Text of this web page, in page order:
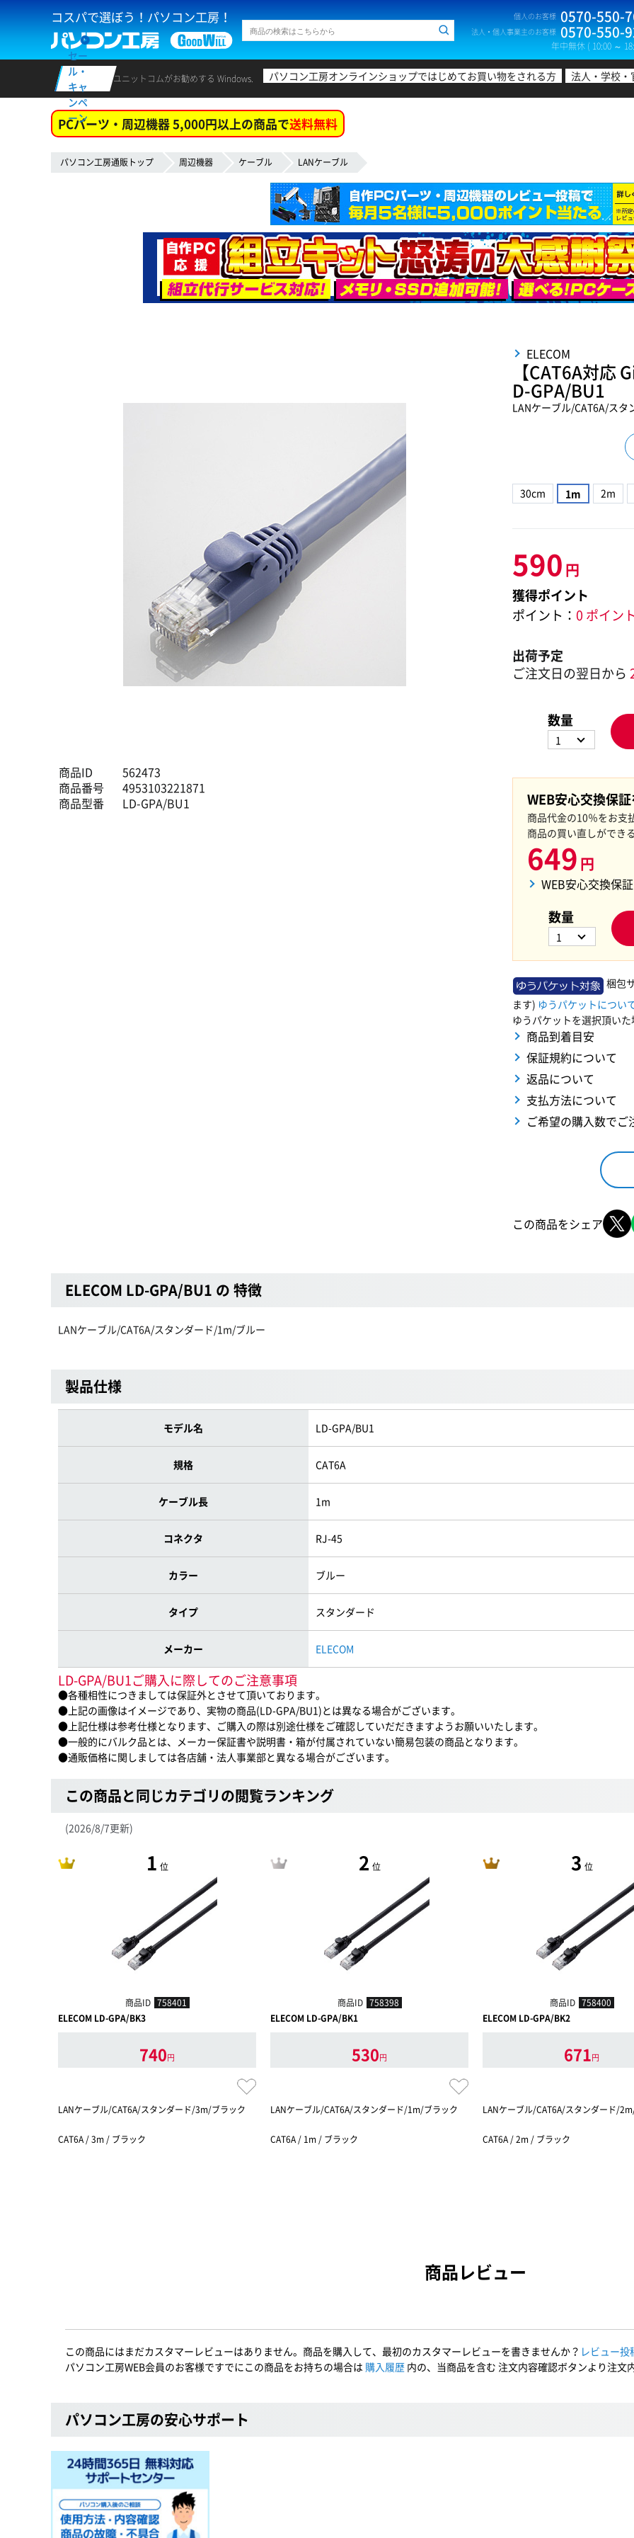
コスパで選ぼう！パソコン工房！ 個人のお客様 0570-550-
法人・個人事業主のお客様 0570-550-
年中無休 ( 10:00 ～
セー
ル・
キャ
ンペ
ーン
ユニットコムがお勧めする Windows. パソコン工房オンラインショップではじめてお買い物をされる方 法人・学校
PCパーツ・周辺機器 5,000円以上の商品で送料無料
パソコン工房通販トップ 周辺機器 ケーブル LANケーブル
商品ID
562473
商品番号
4953103221871
商品型番
LD-GPA/BU1
ELECOM
【CAT6A対
D-GPA/BU1
LANケーブル/CAT6A/ス
30cm 1m 2m
590 円
獲得ポイント
ポイント： 0 ポイン
出荷予定
ご注文日の翌日から
数量
1
WEB安心交換保
商品代金の10％をお支
商品の買い直しができ
649 円
WEB安心交換保
数量
1
梱包
ます) ゆうパケットについ
ゆうパケットを選択頂い
商品到着目安
保証規約について
返品について
支払方法について
ご希望の購入数で
この商品をシェア
ELECOM LD-GPA/BU1 の 特徴
LANケーブル/CAT6A/スタンダード/1m/ブルー
製品仕様
モデル名 LD-GPA/BU1
規格 CAT6A
ケーブル長 1m
コネクタ RJ-45
カラー ブルー
タイプ スタンダード
メーカー ELECOM
LD-GPA/BU1ご購入に際してのご注意事項
●各種相性につきましては保証外とさせて頂いております。
●上記の画像はイメージであり、実物の商品(LD-GPA/BU1)とは異なる場合がございます。
●上記仕様は参考仕様となります、ご購入の際は別途仕様をご確認していだだきますようお願いいたします。
●一般的にバルク品とは、メーカー保証書や説明書・箱が付属されていない簡易包装の商品となります。
●通販価格に関しましては各店舗・法人事業部と異なる場合がございます。
この商品と同じカテゴリの閲覧ランキング
(2026/8/7更新)
1 位
商品ID 758401
ELECOM LD-GPA/BK3
740円
LANケーブル/CAT6A/スタンダード/3m/ブラック
CAT6A / 3m / ブラック
2 位
商品ID 758398
ELECOM LD-GPA/BK1
530円
LANケーブル/CAT6A/スタンダード/1m/ブラック
CAT6A / 1m / ブラック
3 位
商品ID 758400
ELECOM LD-GPA/BK2
671円
LANケーブル/CAT6A/スタンダード/
CAT6A / 2m / ブラック
商品レビュー
この商品にはまだカスタマーレビューはありません。商品を購入して、最初のカスタマーレビューを書きませんか？ レビュー
パソコン工房WEB会員のお客様ですでにこの商品をお持ちの場合は 購入履歴 内の、当商品を含む 注文内容確認ボタンより注
パソコン工房の安心サポート